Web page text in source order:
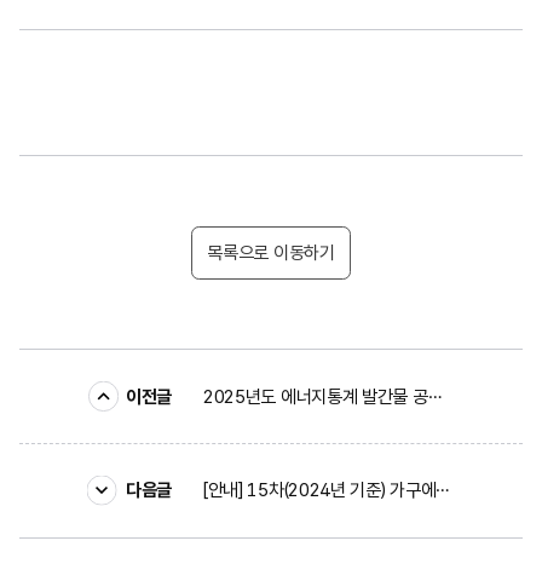
목록으로 이동하기
이전글 2025년도 에너지통계 발간물 공표 일정 안내
다음글 [안내] 15차(2024년 기준) 가구에너지패널조사 시행